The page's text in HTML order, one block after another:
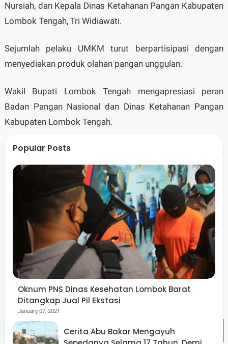
Nursiah, dan Kepala Dinas Ketahanan Pangan Kabupaten
Lombok Tengah, Tri Widiawati.
Sejumlah pelaku UMKM turut berpartisipasi dengan
menyediakan produk olahan pangan unggulan.
Wakil Bupati Lombok Tengah mengapresiasi peran
Badan Pangan Nasional dan Dinas Ketahanan Pangan
Kabupaten Lombok Tengah.
“Kegiatan ini penting untuk menjaga stabilitas stok,
pasokan, harga pangan, sekaligus memperkuat daya beli
masyarakat,” ujarnya.
Sementara itu, Kepala Dinas Ketahanan Pangan berharap
Gerakan Pangan Murah dapat dilaksanakan secara rutin
dan bergilir di seluruh kecamatan di Lombok Tengah.
“Dengan pelaksanaan yang berkelanjutan, manfaatnya
akan lebih merata dan dirasakan langsung masyarakat,”
katanya.
Popular Posts
Oknum PNS Dinas Kesehatan Lombok Barat
Ditangkap Jual Pil Ekstasi
January 07, 2021
Cerita Abu Bakar Mengayuh